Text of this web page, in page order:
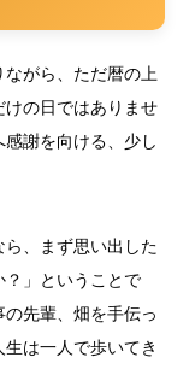
がら、ただ暦の上
の日ではありませ
謝を向ける、少し
、まず思い出した
？」ということで
先輩、畑を手伝っ
は一人で歩いてき